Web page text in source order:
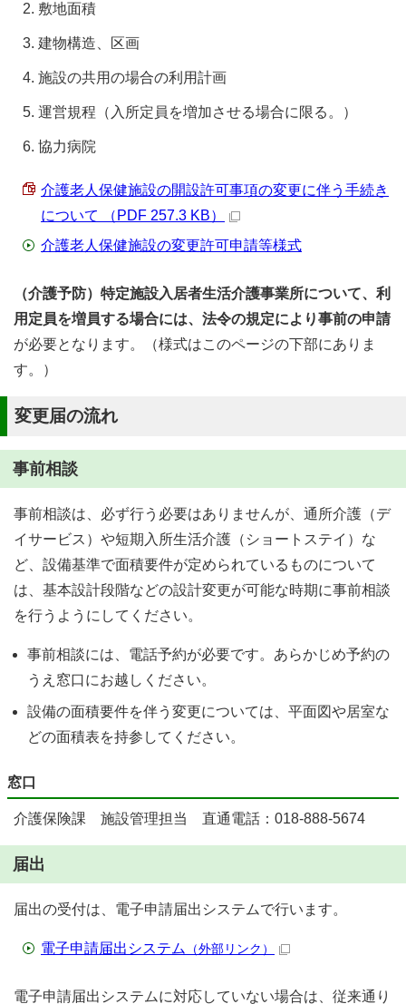
敷地面積
建物構造、区画
施設の共用の場合の利用計画
運営規程（入所定員を増加させる場合に限る。）
協力病院
介護老人保健施設の開設許可事項の変更に伴う手続き
について （PDF 257.3 KB）
介護老人保健施設の変更許可申請等様式
（介護予防）特定施設入居者生活介護事業所について、利
用定員を増員する場合には、法令の規定により事前の申請
が必要となります。（様式はこのページの下部にありま
す。）
変更届の流れ
事前相談
事前相談は、必ず行う必要はありませんが、通所介護（デ
イサービス）や短期入所生活介護（ショートステイ）な
ど、設備基準で面積要件が定められているものについて
は、基本設計段階などの設計変更が可能な時期に事前相談
を行うようにしてください。
事前相談には、電話予約が必要です。あらかじめ予約の
うえ窓口にお越しください。
設備の面積要件を伴う変更については、平面図や居室な
どの面積表を持参してください。
窓口
介護保険課 施設管理担当 直通電話：018-888-5674
届出
届出の受付は、電子申請届出システムで行います。
電子申請届出システム （外部リンク）
電子申請届出システムに対応していない場合は、従来通り